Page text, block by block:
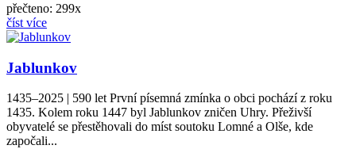
přečteno: 299x
číst více
Jablunkov
1435–2025 | 590 let První písemná zmínka o obci pochází z roku
1435. Kolem roku 1447 byl Jablunkov zničen Uhry. Přeživší
obyvatelé se přestěhovali do míst soutoku Lomné a Olše, kde
započali...